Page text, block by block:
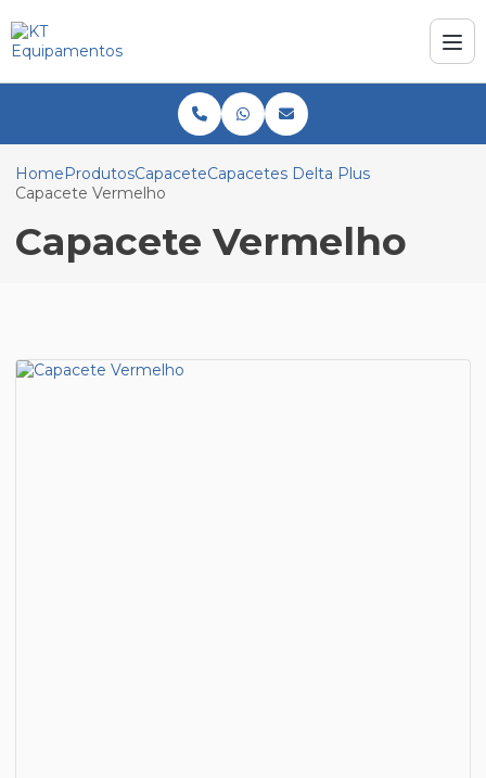
HomeProdutosCapaceteCapacetes Delta Plus
Capacete Vermelho
Capacete Vermelho